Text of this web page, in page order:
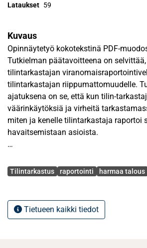
Lataukset 59
Kuvaus
Opinnäytetyö kokotekstinä PDF-
Tutkielman päätavoitteena on
tilintarkastajan
tilintarkastajan riippumattomuudelle.
ajatuksena on se, että kun tilin-
väärinkäytöksiä ja virheitä
miten ja kenelle tilintarkastaja raportoi
havaitsemistaan asioista.
ulkomaista lähdekirjallisuutta.
pyydettiin vastaajia siirtymään kysei-
Sivustolle tehtiin sähköinen
Avainsanat
Tilintarkastus raportointi harmaa talous
Tietueen kaikki tiedot